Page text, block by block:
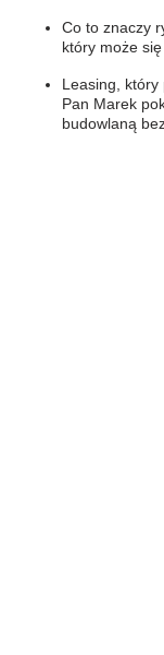
Co to znaczy
który może się
Leasing, który
Pan Marek
budowlaną